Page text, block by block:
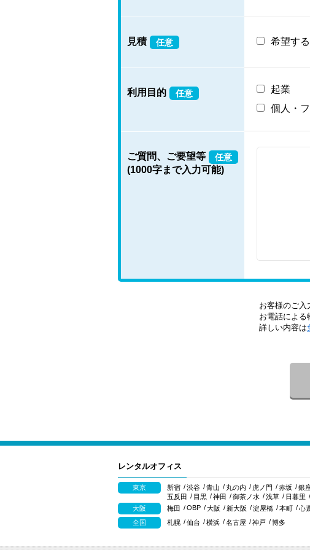
見積 任意 希望する
利用目的 任意 起業
個人・
ご質問、ご要望等 任意
(1000字まで入力可能)
お客様のご入
お電話による
詳しい内容は
レンタルオフィス
東京 新宿 渋谷 青山 丸の内 虎ノ門 赤坂 銀
五反田
目黒 神田 御茶ノ水 浅草 日暮里
大阪
梅田 OBP 大阪 新大阪 淀屋橋 本町
心
全国
札幌 仙台 横浜 名古屋 神戸 博多